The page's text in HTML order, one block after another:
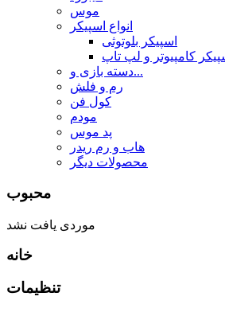
موس
انواع اسپیکر
اسپیکر بلوتوثی
کامپیوتر و لپ تاپ
دسته بازی و...
رم و فلش
کول فن
مودم
پد موس
هاب و رم ریدر
محصولات دیگر
محبوب
موردی یافت نشد
خانه
تنظیمات